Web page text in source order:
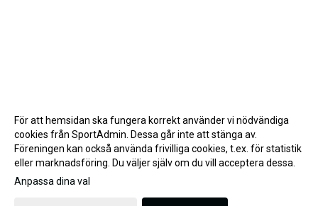
Gå till Webbversion
För att hemsidan ska fungera korrekt använder vi nödvändiga
cookies från SportAdmin. Dessa går inte att stänga av.
Föreningen kan också använda frivilliga cookies, t.ex. för statistik
eller marknadsföring. Du väljer själv om du vill acceptera dessa.
Anpassa dina val